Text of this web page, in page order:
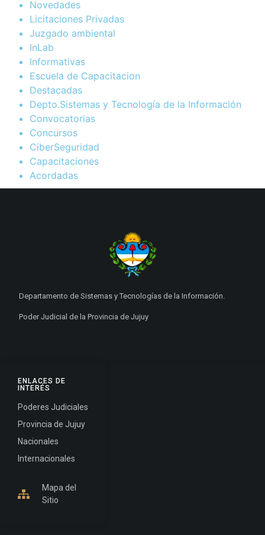
Novedades
Licitaciones Privadas
Juzgado ambiental
InLab
Informativas
Escuela de Capacitacion
Destacadas
Depto.Sistemas y Tecnología de la Información
Convocatorias
Concursos
CiberSeguridad
Capacitaciones
Acordadas
ENLACES DE
INTERÉS
Poderes Judiciales
Provincia de Jujuy
Nacionales
Internacionales
Mapa del
Sitio
Departamento de Sistemas y Tecnologías de la Información.
Poder Judicial de la Provincia de Jujuy